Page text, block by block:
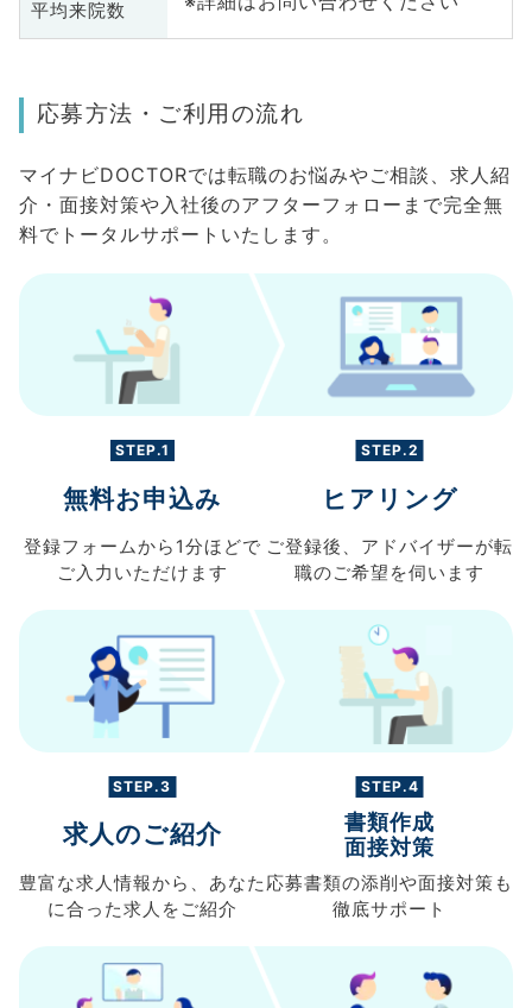
平均来院数
応募方法・ご利用の流れ
マイナビDOCTORでは転職のお悩みやご相談、求人紹
介・面接対策や入社後のアフターフォローまで完全無
料でトータルサポートいたします。
STEP.1
無料お申込み
登録フォームから 1分ほどで
ご入力 いただけます
STEP.2
ヒアリング
ご登録後、 アドバイザーが転
職のご希望を伺います
STEP.3
求人のご紹介
豊富な求人情報から、 あなた
に合った求人を ご紹介
STEP.4
書類作成
面接対策
応募書類の添削や面接対策も
徹底サポート